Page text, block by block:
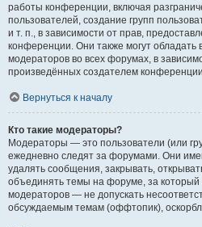
работы конференции, включая
пользователей, создание групп
и т. п., в зависимости от прав,
конференции. Они также могут обладать
модераторов во всех форумах, в
произведённых создателем
Вернуться к началу
Кто такие модераторы?
Модераторы — это пользователи (или
ежедневно следят за форумами. Они
удалять сообщения, закрывать,
объединять темы на форуме, за
модераторов — не допускать
обсуждаемым темам (оффтопик),